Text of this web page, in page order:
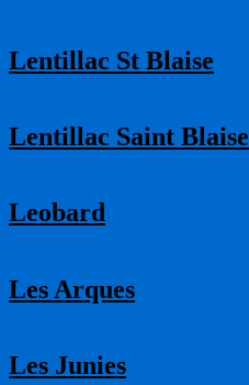
Lentillac St Blaise
Lentillac Saint Blaise
Leobard
Les Arques
Les Junies